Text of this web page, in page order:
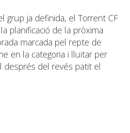
grup ja definida, el Torrent CF
planificació de la pròxima
marcada pel repte de
en la categoria i lluitar per
del revés patit el